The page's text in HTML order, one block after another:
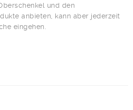
und den
anbieten, kann aber jederzeit
eingehen.